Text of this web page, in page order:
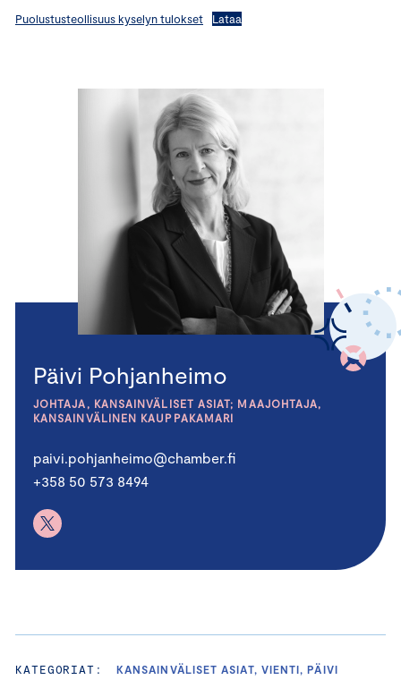
Puolustusteollisuus kyselyn tulokset Lataa
Päivi Pohjanheimo
JOHTAJA, KANSAINVÄLISET ASIAT; MAAJOHTAJA,
KANSAINVÄLINEN KAUPPAKAMARI
paivi.pohjanheimo@chamber.fi
+358 50 573 8494
KATEGORIAT:
KANSAINVÄLISET ASIAT, VIENTI, PÄIVI